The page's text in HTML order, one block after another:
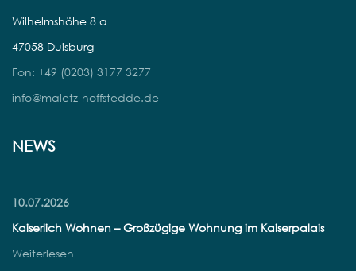
Wilhelmshöhe 8 a
47058 Duisburg
Fon: +49 (0203) 3177 3277
info@maletz-hoffstedde.de
NEWS
10.07.2026
Kaiserlich Wohnen – Großzügige Wohnung im Kaiserpalais
Weiterlesen